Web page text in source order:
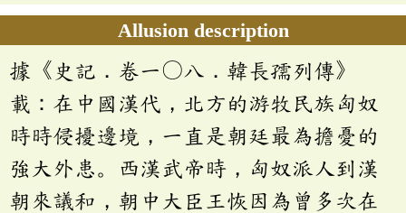
Allusion description
據《史記．卷一〇八．韓長孺列傳》
載：在中國漢代，北方的游牧民族匈奴
時時侵擾邊境，一直是朝廷最為擔憂的
強大外患。西漢武帝時，匈奴派人到漢
朝來議和，朝中大臣王恢因為曾多次在